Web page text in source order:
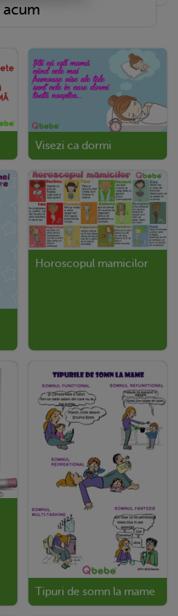
acum
Visezi ca dormi
Horoscopul mamicilor
Tipuri de somn la mame